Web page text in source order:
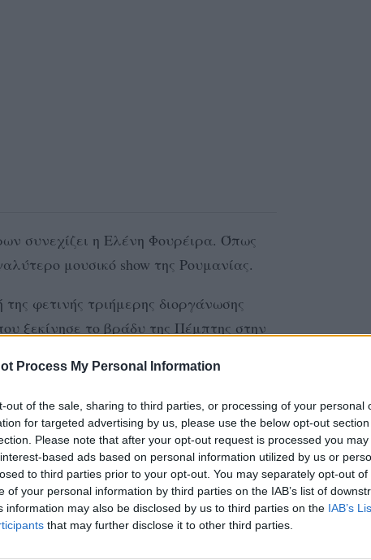
Process My Personal Information
out of the sale, sharing to third parties, or processing of your personal
for targeted advertising by us, please use the below opt-out
Please note that after your opt-out request is processed you may
based ads based on personal information utilized by us or
to third parties prior to your opt-out. You may separately opt-out of
of your personal information by third parties on the IAB’s list of
information may also be disclosed by us to third parties on the IAB’s
that may further disclose it to other third parties.
συνεχίζει η Ελένη Φουρέιρα. Όπως
μουσικό show της Ρουμανίας.
φετινής τριήμερης διοργάνωσης
ξεκίνησε το βράδυ της Πέμπτης στην
το Σάββατο η Ελένη